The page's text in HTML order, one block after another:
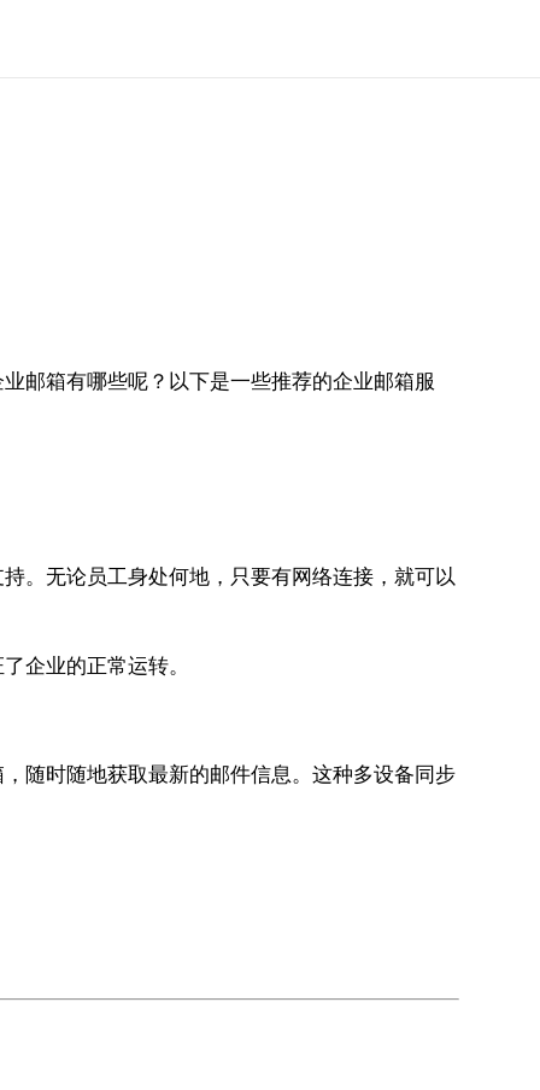
邮箱有哪些呢？以下是一些推荐的企业邮箱服
。无论员工身处何地，只要有网络连接，就可以
企业的正常运转。
随时随地获取最新的邮件信息。这种多设备同步